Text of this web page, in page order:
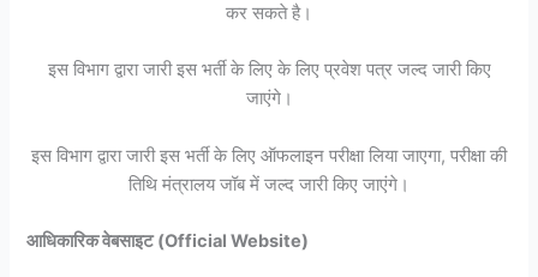
कर सकते है।
इस विभाग द्वारा जारी इस भर्ती के लिए के लिए प्रवेश पत्र जल्द जारी किए
जाएंगे।
इस विभाग द्वारा जारी इस भर्ती के लिए ऑफलाइन परीक्षा लिया जाएगा, परीक्षा की
तिथि मंत्रालय जॉब में जल्द जारी किए जाएंगे।
आधिकारिक वेबसाइट (Official Website)